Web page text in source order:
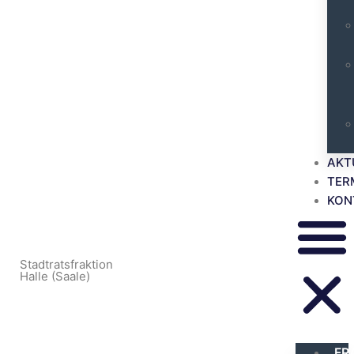
Stadtratsfraktion
Halle (Saale)